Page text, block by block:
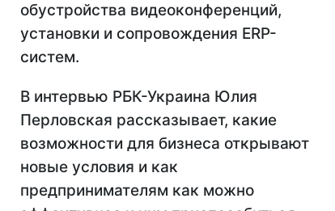
обустройства видеоконференций,
установки и сопровождения ERP-
систем.
В интервью РБК-Украина Юлия
Перловская рассказывает, какие
возможности для бизнеса открывают
новые условия и как
предпринимателям как можно